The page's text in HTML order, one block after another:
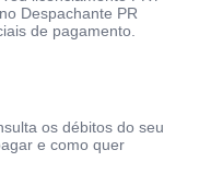
Despachante PR
de pagamento.
os débitos do seu
e como quer